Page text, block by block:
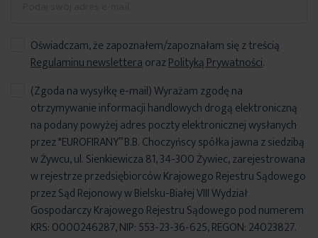
Oświadczam, że zapoznałem/zapoznałam się z treścią
Regulaminu newsletteraorazPolityką Prywatności.
(Zgoda na wysyłkę e-mail) Wyrażam zgodę na
otrzymywanie informacji handlowych drogą elektroniczną
na podany powyżej adres poczty elektronicznej wysłanych
przez "EUROFIRANY” B.B. Choczyńscy spółka jawna z siedzibą
w Żywcu, ul. Sienkiewicza 81, 34-300 Żywiec, zarejestrowana
w rejestrze przedsiębiorców Krajowego Rejestru Sądowego
przez Sąd Rejonowy w Bielsku-Białej VIII Wydział
Gospodarczy Krajowego Rejestru Sądowego pod numerem
KRS: 0000246287, NIP: 553-23-36-625, REGON: 24023827.